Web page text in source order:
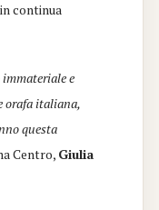
continua
e
orafa italiana,
questa
Centro, Giulia